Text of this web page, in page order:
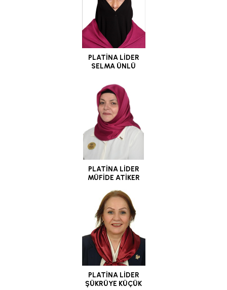
PLATİNA LİDER
SELMA ÜNLÜ
PLATİNA LİDER
MÜFİDE ATİKER
PLATİNA LİDER
ŞÜKRÜYE KÜÇÜK